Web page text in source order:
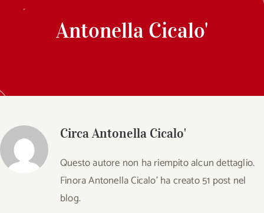
Antonella Cicalo'
Circa Antonella Cicalo'
Questo autore non ha riempito alcun dettaglio.
Finora Antonella Cicalo' ha creato 51 post nel
blog.